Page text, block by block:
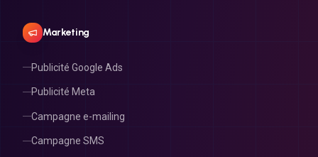
Marketing
Publicité Google Ads
Publicité Meta
Campagne e-mailing
Campagne SMS